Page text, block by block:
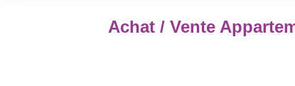
Achat / Vente